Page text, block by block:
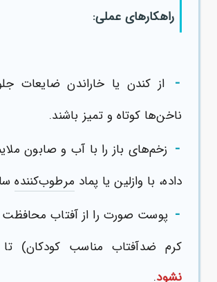
راهکارهای عملی:
- از کندن یا خاراندن ضایعات
ناخن‌ها کوتاه و تمیز باشند.
- زخم‌های باز را با آب و صابون
داده، با وازلین یا پماد مرطوب‌کننده
- پوست صورت را از آفتاب محافظت
کرم ضدآفتاب مناسب کودکان)
نشود.